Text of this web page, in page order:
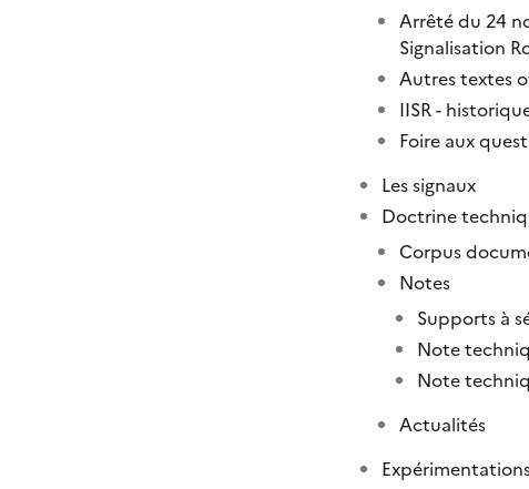
Arrêté du 24
Signalisation
Autres textes
IISR -
Foire aux
Les signaux
Doctrine
Corpus
Notes
Supports à
Note
Note
Actualités